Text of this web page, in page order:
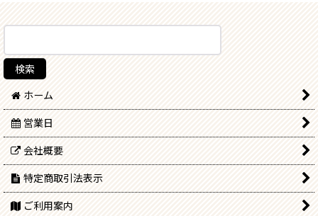
ホーム
営業日
会社概要
特定商取引法表示
ご利用案内